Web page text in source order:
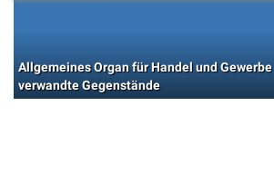
Allgemeines Organ für Handel und
verwandte Gegenstände